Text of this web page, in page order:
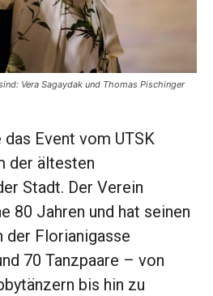
Vera Sagaydak und Thomas Pischinger
Event vom UTSK
der ältesten
Stadt. Der Verein
80 Jahren und hat seinen
der Florianigasse
70 Tanzpaare – von
bis hin zu